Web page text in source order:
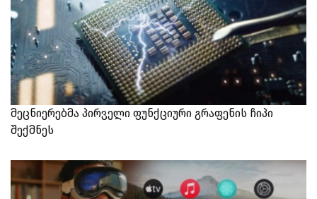
მეცნიერებმა პირველი ფუნქციური გრაფენის ჩიპი
შექმნეს